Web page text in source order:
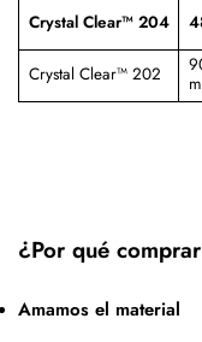
Crystal Clear™ 204
Crystal Clear™ 202
¿Por qué
Amamos el material